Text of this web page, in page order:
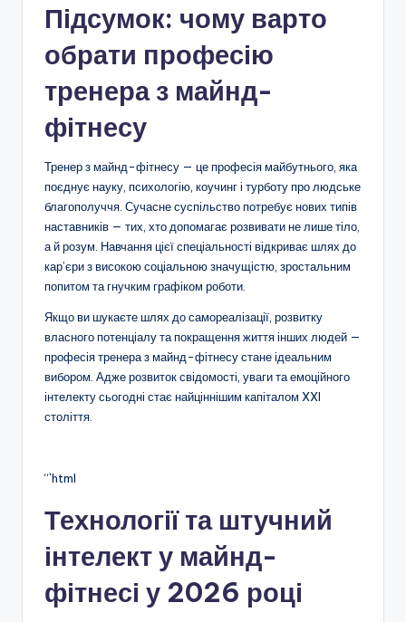
Підсумок: чому варто
обрати професію
тренера з майнд-
фітнесу
Тренер з майнд-фітнесу — це професія майбутнього, яка
поєднує науку, психологію, коучинг і турботу про людське
благополуччя. Сучасне суспільство потребує нових типів
наставників — тих, хто допомагає розвивати не лише тіло,
а й розум. Навчання цієї спеціальності відкриває шлях до
кар’єри з високою соціальною значущістю, зростальним
попитом та гнучким графіком роботи.
Якщо ви шукаєте шлях до самореалізації, розвитку
власного потенціалу та покращення життя інших людей —
професія тренера з майнд-фітнесу стане ідеальним
вибором. Адже розвиток свідомості, уваги та емоційного
інтелекту сьогодні стає найціннішим капіталом XXI
століття.
“`html
Технології та штучний
інтелект у майнд-
фітнесі у 2026 році